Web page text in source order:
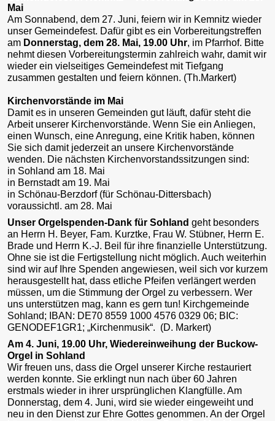
Mai
Am Sonnabend, dem 27. Juni, feiern wir in Kemnitz wieder
unser Gemeindefest. Dafür gibt es ein Vorbereitungstreffen
am Donnerstag, dem 28. Mai, 19.00 Uhr, im Pfarrhof. Bitte
nehmt diesen Vorbereitungstermin zahlreich wahr, damit wir
wieder ein vielseitiges Gemeindefest mit Tiefgang
zusammen gestalten und feiern können. (Th.Markert)
Kirchenvorstände im Mai
Damit es in unseren Gemeinden gut läuft, dafür steht die
Arbeit unserer Kirchenvorstände. Wenn Sie ein Anliegen,
einen Wunsch, eine Anregung, eine Kritik haben, können
Sie sich damit jederzeit an unsere Kirchenvorstände
wenden. Die nächsten Kirchenvorstandssitzungen sind:
in Sohland am 18. Mai
in Bernstadt am 19. Mai
in Schönau-Berzdorf (für Schönau-Dittersbach)
voraussichtl. am 28. Mai
Unser Orgelspenden-Dank für Sohland geht besonders
an Herrn H. Beyer, Fam. Kurztke, Frau W. Stübner, Herrn E.
Brade und Herrn K.-J. Beil für ihre finanzielle Unterstützung.
Ohne sie ist die Fertigstellung nicht möglich. Auch weiterhin
sind wir auf Ihre Spenden angewiesen, weil sich vor kurzem
herausgestellt hat, dass etliche Pfeifen verlängert werden
müssen, um die Stimmung der Orgel zu verbessern. Wer
uns unterstützen mag, kann es gern tun! Kirchgemeinde
Sohland; IBAN: DE70 8559 1000 4576 0329 06; BIC:
GENODEF1GR1; „Kirchenmusik“. (D. Markert)
Am 4. Juni, 19.00 Uhr, Wiedereinweihung der Buckow-
Orgel in Sohland
Wir freuen uns, dass die Orgel unserer Kirche restauriert
werden konnte. Sie erklingt nun nach über 60 Jahren
erstmals wieder in ihrer ursprünglichen Klangfülle. Am
Donnerstag, dem 4. Juni, wird sie wieder eingeweiht und
neu in den Dienst zur Ehre Gottes genommen. An der Orgel